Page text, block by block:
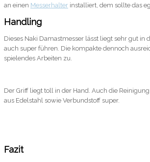
an einen Messerhalter installiert, dem sollte das
Handling
Dieses Naki Damastmesser lässt liegt sehr gut in
auch super führen. Die kompakte dennoch
spielendes Arbeiten zu.
Der Griff liegt toll in der Hand. Auch die
aus Edelstahl sowie Verbundstoff super.
Fazit